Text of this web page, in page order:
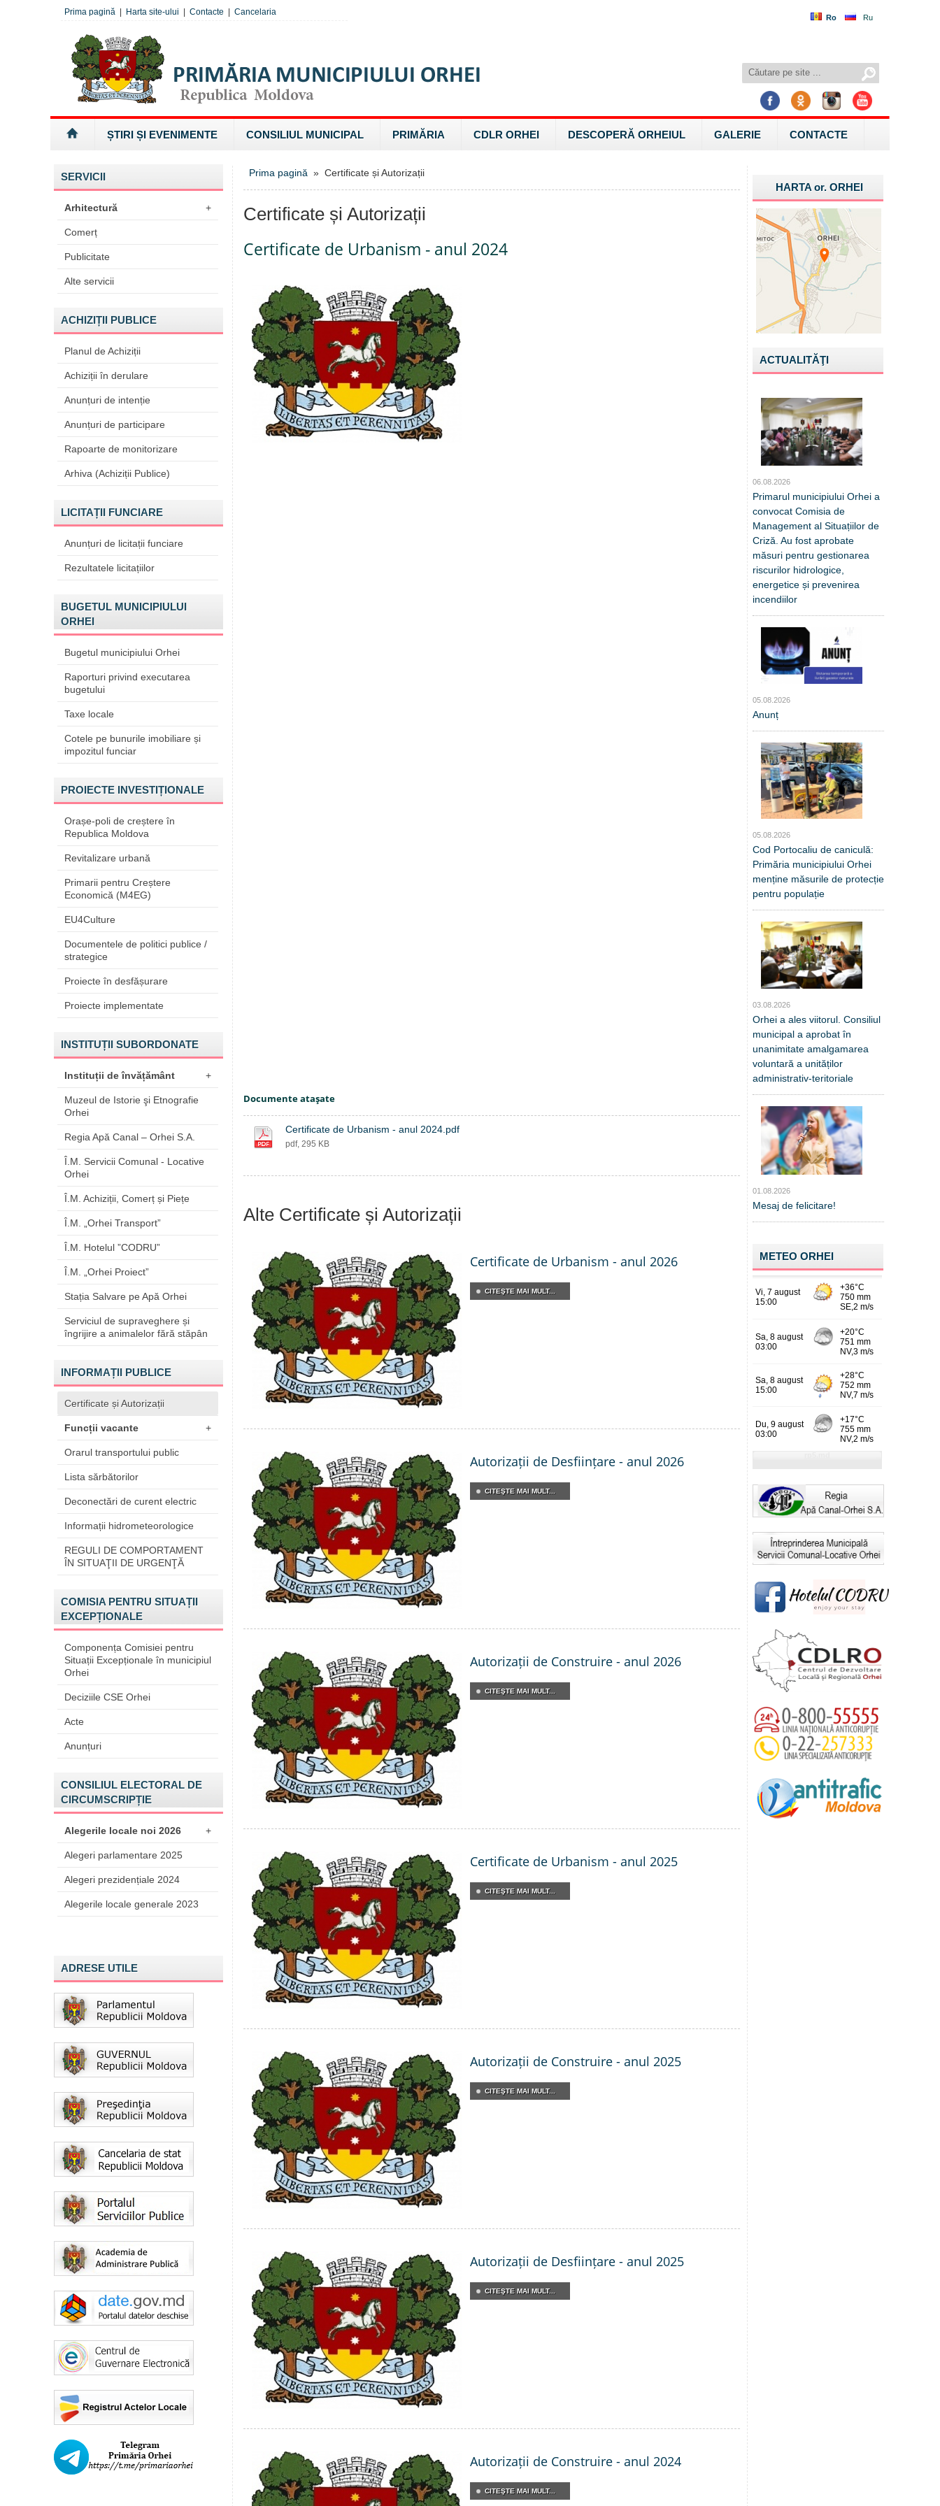
Ro Ru
Prima pagină Harta site-ului Contacte Cancelaria
ȘTIRI ȘI EVENIMENTE CONSILIUL MUNICIPAL PRIMĂRIA CDLR ORHEI DESCOPERĂ ORHEIUL GALERIE CONTACTE
SERVICII
Arhitectură +
Comerț
Publicitate
Alte servicii
ACHIZIȚII PUBLICE
Planul de Achiziții
Achiziții în derulare
Anunțuri de intenție
Anunțuri de participare
Rapoarte de monitorizare
Arhiva (Achiziții Publice)
LICITAȚII FUNCIARE
Anunțuri de licitații funciare
Rezultatele licitațiilor
BUGETUL MUNICIPIULUI
ORHEI
Bugetul municipiului Orhei
Raporturi privind executarea
bugetului
Taxe locale
Cotele pe bunurile imobiliare și
impozitul funciar
PROIECTE INVESTIȚIONALE
Orașe-poli de creștere în
Republica Moldova
Revitalizare urbană
Primarii pentru Creștere
Economică (M4EG)
EU4Culture
Documentele de politici publice /
strategice
Proiecte în desfășurare
Proiecte implementate
INSTITUȚII SUBORDONATE
Instituții de învățământ +
Muzeul de Istorie şi Etnografie
Orhei
Regia Apă Canal – Orhei S.A.
Î.M. Servicii Comunal - Locative
Orhei
Î.M. Achiziții, Comerț și Piețe
Î.M. „Orhei Transport”
Î.M. Hotelul ”CODRU”
Î.M. „Orhei Proiect”
Stația Salvare pe Apă Orhei
Serviciul de supraveghere și
îngrijire a animalelor fără stăpân
INFORMAȚII PUBLICE
Certificate și Autorizații
Funcții vacante +
Orarul transportului public
Lista sărbătorilor
Deconectări de curent electric
Informații hidrometeorologice
REGULI DE COMPORTAMENT
ÎN SITUAŢII DE URGENŢĂ
COMISIA PENTRU SITUAȚII
EXCEPȚIONALE
Componența Comisiei pentru
Situații Excepționale în municipiul
Orhei
Deciziile CSE Orhei
Acte
Anunțuri
CONSILIUL ELECTORAL DE
CIRCUMSCRIPȚIE
Alegerile locale noi 2026 +
Alegeri parlamentare 2025
Alegeri prezidențiale 2024
Alegerile locale generale 2023
ADRESE UTILE
Prima pagină » Certificate și Autorizații
Certificate și Autorizații
Certificate de Urbanism - anul 2024
Documente ataşate
Certificate de Urbanism - anul 2024.pdf
pdf, 295 KB
Alte Certificate și Autorizații
Certificate de Urbanism - anul 2026
CITEŞTE MAI MULT...
Autorizații de Desființare - anul 2026
CITEŞTE MAI MULT...
Autorizații de Construire - anul 2026
CITEŞTE MAI MULT...
Certificate de Urbanism - anul 2025
CITEŞTE MAI MULT...
Autorizații de Construire - anul 2025
CITEŞTE MAI MULT...
Autorizații de Desființare - anul 2025
CITEŞTE MAI MULT...
Autorizații de Construire - anul 2024
CITEŞTE MAI MULT...
HARTA or.ORHEI
ACTUALITĂŢI
06.08.2026
Primarul municipiului Orhei a
convocat Comisia de
Management al Situațiilor de
Criză. Au fost aprobate
măsuri pentru gestionarea
riscurilor hidrologice,
energetice și prevenirea
incendiilor
05.08.2026
Anunț
05.08.2026
Cod Portocaliu de caniculă:
Primăria municipiului Orhei
menține măsurile de protecție
pentru populație
03.08.2026
Orhei a ales viitorul. Consiliul
municipal a aprobat în
unanimitate amalgamarea
voluntară a unităților
administrativ-teritoriale
01.08.2026
Mesaj de felicitare!
METEO ORHEI